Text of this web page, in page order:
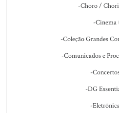
-Choro /
-Cinema
-Coleção Grandes
-Comunicados e
-
-DG
-